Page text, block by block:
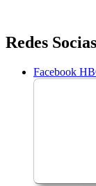
Saltar
para
conteúdo
Redes Socias
Facebook